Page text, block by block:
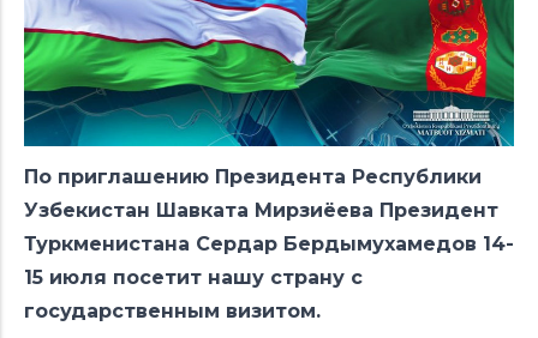
По приглашению Президента Республики
Узбекистан Шавката Мирзиёева Президент
Туркменистана Сердар Бердымухамедов 14-
15 июля посетит нашу страну с
государственным визитом.